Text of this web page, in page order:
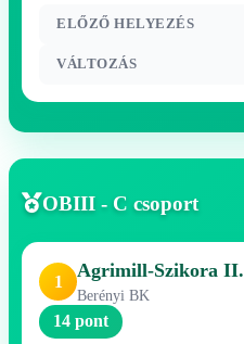
ELŐZŐ HELYEZÉS
VÁLTOZÁS
OBIII - C csoport
1
Agrimill-Szikora II.
Berényi BK
14 pont